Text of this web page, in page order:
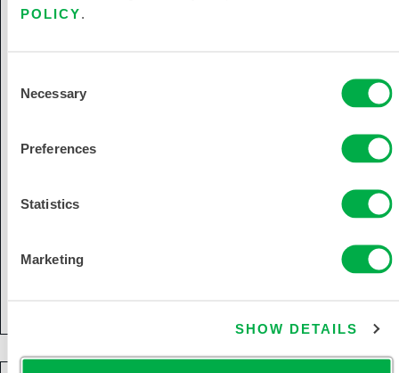
POLICY
Selection
Necessary
Preferences
Statistics
Marketing
SHOW DETAILS
no estéril